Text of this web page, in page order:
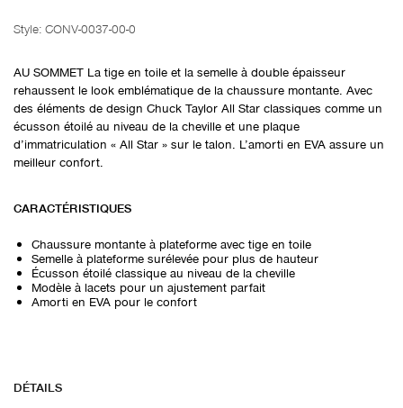
Style: CONV-0037-00-0
AU SOMMET La tige en toile et la semelle à double épaisseur
rehaussent le look emblématique de la chaussure montante. Avec
des éléments de design Chuck Taylor All Star classiques comme un
écusson étoilé au niveau de la cheville et une plaque
d’immatriculation « All Star » sur le talon. L’amorti en EVA assure un
meilleur confort.
CARACTÉRISTIQUES
Chaussure montante à plateforme avec tige en toile
Semelle à plateforme surélevée pour plus de hauteur
Écusson étoilé classique au niveau de la cheville
Modèle à lacets pour un ajustement parfait
Amorti en EVA pour le confort
DÉTAILS